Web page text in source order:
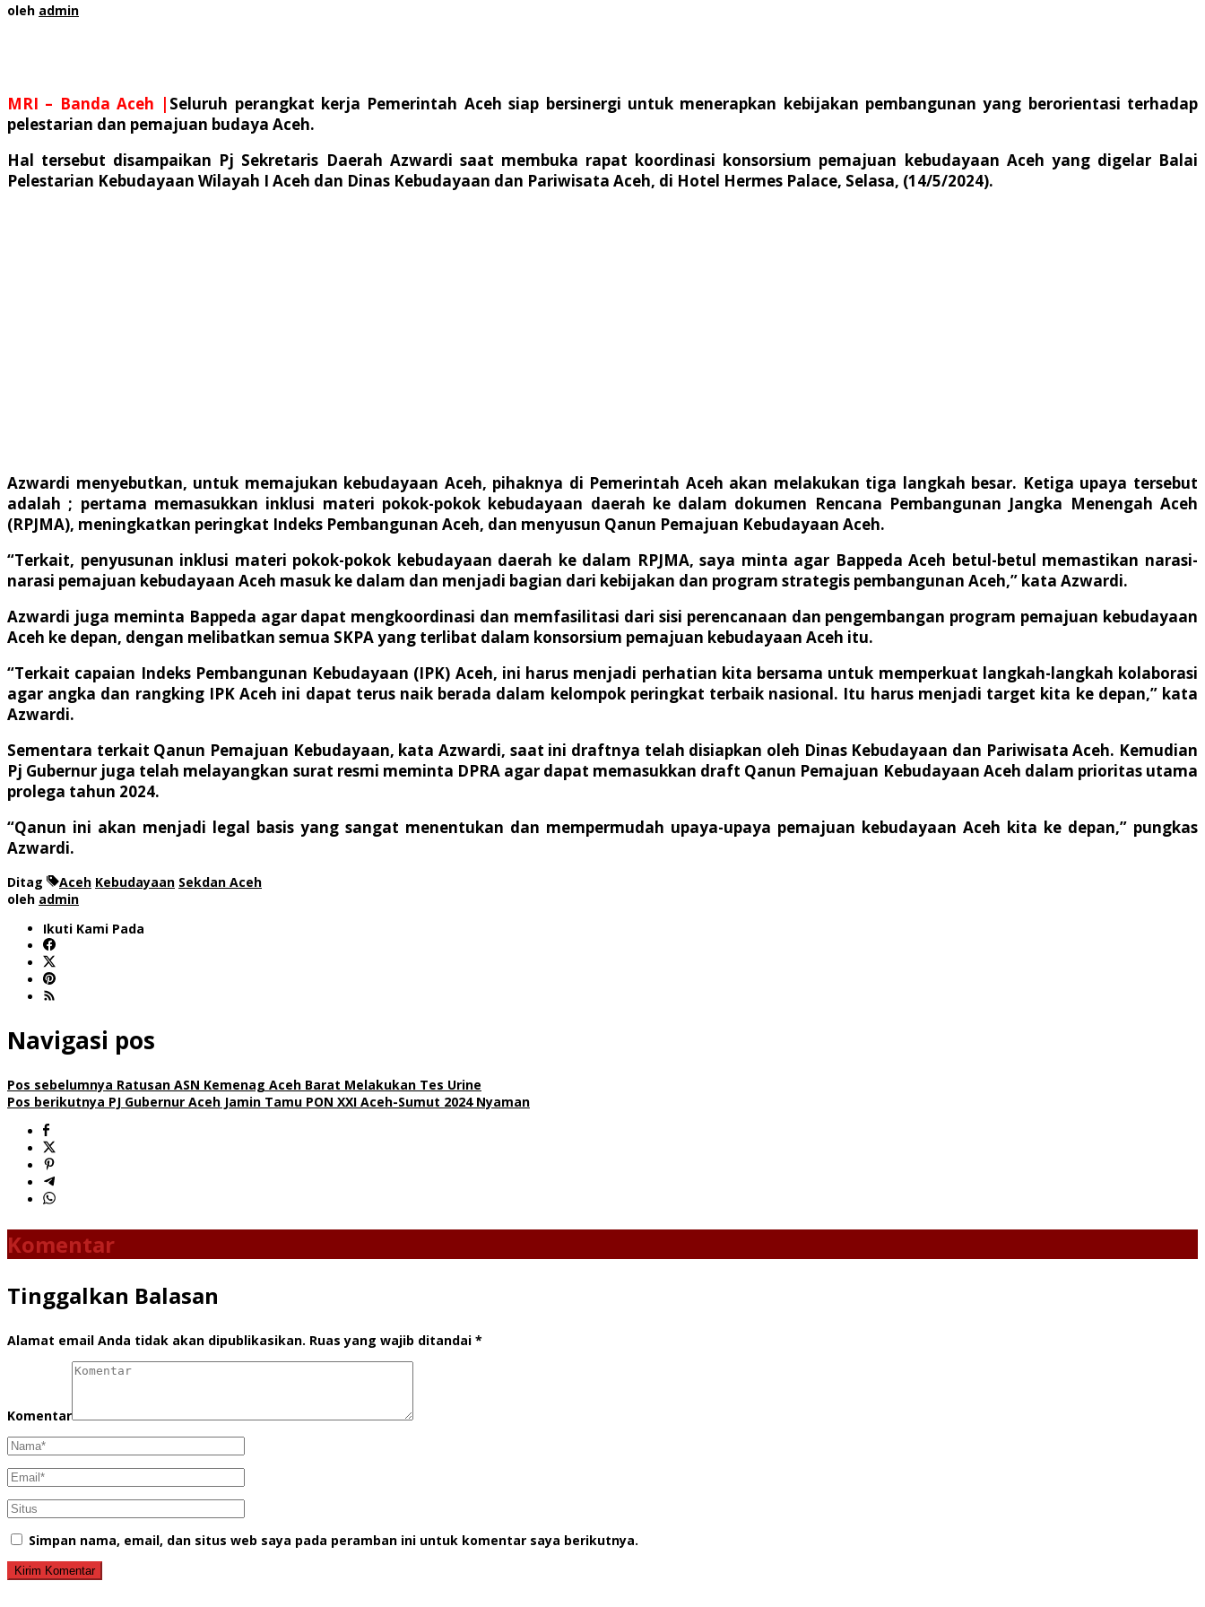
oleh admin
MRI – Banda Aceh | Seluruh perangkat kerja Pemerintah Aceh siap bersinergi untuk menerapkan kebijakan pembangunan yang berorientasi terhadap
pelestarian dan pemajuan budaya Aceh.
Hal tersebut disampaikan Pj Sekretaris Daerah Azwardi saat membuka rapat koordinasi konsorsium pemajuan kebudayaan Aceh yang digelar Balai
Pelestarian Kebudayaan Wilayah I Aceh dan Dinas Kebudayaan dan Pariwisata Aceh, di Hotel Hermes Palace, Selasa, (14/5/2024).
Azwardi menyebutkan, untuk memajukan kebudayaan Aceh, pihaknya di Pemerintah Aceh akan melakukan tiga langkah besar. Ketiga upaya tersebut
adalah ; pertama memasukkan inklusi materi pokok-pokok kebudayaan daerah ke dalam dokumen Rencana Pembangunan Jangka Menengah Aceh
(RPJMA), meningkatkan peringkat Indeks Pembangunan Aceh, dan menyusun Qanun Pemajuan Kebudayaan Aceh.
“Terkait, penyusunan inklusi materi pokok-pokok kebudayaan daerah ke dalam RPJMA, saya minta agar Bappeda Aceh betul-betul memastikan narasi-
narasi pemajuan kebudayaan Aceh masuk ke dalam dan menjadi bagian dari kebijakan dan program strategis pembangunan Aceh,” kata Azwardi.
Azwardi juga meminta Bappeda agar dapat mengkoordinasi dan memfasilitasi dari sisi perencanaan dan pengembangan program pemajuan kebudayaan
Aceh ke depan, dengan melibatkan semua SKPA yang terlibat dalam konsorsium pemajuan kebudayaan Aceh itu.
“Terkait capaian Indeks Pembangunan Kebudayaan (IPK) Aceh, ini harus menjadi perhatian kita bersama untuk memperkuat langkah-langkah kolaborasi
agar angka dan rangking IPK Aceh ini dapat terus naik berada dalam kelompok peringkat terbaik nasional. Itu harus menjadi target kita ke depan,” kata
Azwardi.
Sementara terkait Qanun Pemajuan Kebudayaan, kata Azwardi, saat ini draftnya telah disiapkan oleh Dinas Kebudayaan dan Pariwisata Aceh. Kemudian
Pj Gubernur juga telah melayangkan surat resmi meminta DPRA agar dapat memasukkan draft Qanun Pemajuan Kebudayaan Aceh dalam prioritas utama
prolega tahun 2024.
“Qanun ini akan menjadi legal basis yang sangat menentukan dan mempermudah upaya-upaya pemajuan kebudayaan Aceh kita ke depan,” pungkas
Azwardi.
Ditag Aceh Kebudayaan Sekdan Aceh
oleh admin
Ikuti Kami Pada
Navigasi pos
Pos sebelumnya Ratusan ASN Kemenag Aceh Barat Melakukan Tes Urine
Pos berikutnya PJ Gubernur Aceh Jamin Tamu PON XXI Aceh-Sumut 2024 Nyaman
Komentar
Tinggalkan Balasan
Alamat email Anda tidak akan dipublikasikan. Ruas yang wajib ditandai *
Komentar
Simpan nama, email, dan situs web saya pada peramban ini untuk komentar saya berikutnya.